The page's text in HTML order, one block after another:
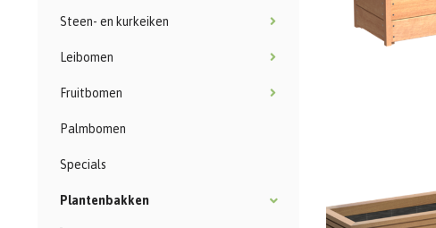
Steen- en kurkeiken
Leibomen
Fruitbomen
Palmbomen
Specials
Plantenbakken